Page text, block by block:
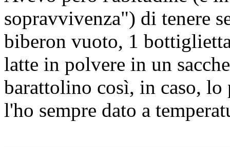
sopravvivenza") di tenere
biberon vuoto, 1
latte in polvere in un
barattolino così, in caso, lo
l'ho sempre dato a